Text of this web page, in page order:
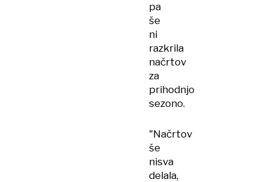
pa
še
ni
razkrila
načrtov
za
prihodnjo
sezono.
"Načrtov
še
nisva
delala,